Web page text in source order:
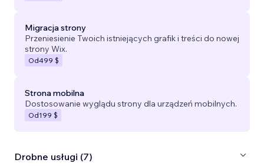
Migracja strony
Przeniesienie Twoich istniejących grafik i treści do nowej
strony Wix.
Od499 $
Strona mobilna
Dostosowanie wyglądu strony dla urządzeń mobilnych.
Od199 $
Drobne usługi (7)